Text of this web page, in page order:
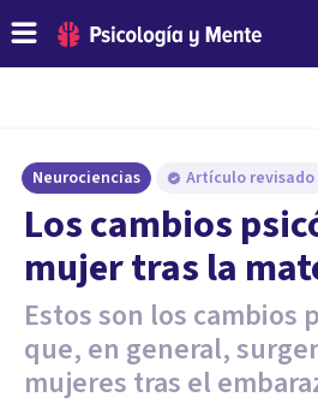
Neurociencias Artículo revisado
Los cambios
mujer tras la
Estos son los cambios
que, en general,
mujeres tras el